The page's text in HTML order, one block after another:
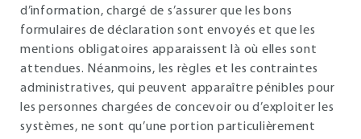
d’information, chargé de s’assurer que les bons
formulaires de déclaration sont envoyés et que les
mentions obligatoires apparaissent là où elles sont
attendues. Néanmoins, les règles et les contraintes
administratives, qui peuvent apparaître pénibles pour
les personnes chargées de concevoir ou d’exploiter les
systèmes, ne sont qu’une portion particulièrement